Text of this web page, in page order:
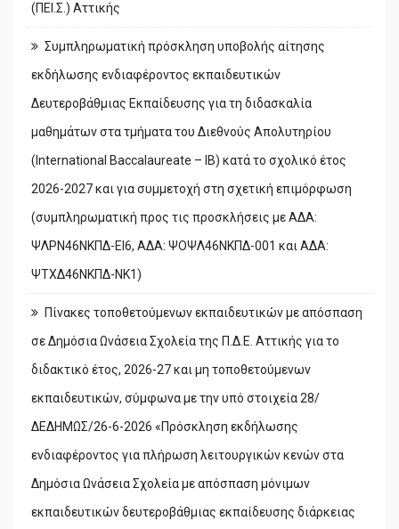
(ΠΕΙ.Σ.) Αττικής
Συμπληρωματική πρόσκληση υποβολής αίτησης
εκδήλωσης ενδιαφέροντος εκπαιδευτικών
Δευτεροβάθμιας Εκπαίδευσης για τη διδασκαλία
μαθημάτων στα τμήματα του Διεθνούς Απολυτηρίου
(International Baccalaureate – IB) κατά το σχολικό έτος
2026-2027 και για συμμετοχή στη σχετική επιμόρφωση
(συμπληρωματική προς τις προσκλήσεις με ΑΔΑ:
ΨΛΡΝ46ΝΚΠΔ-ΕΙ6, ΑΔΑ: ΨΟΨΛ46ΝΚΠΔ-001 και ΑΔΑ:
ΨΤΧΔ46ΝΚΠΔ-ΝΚ1)
Πίνακες τοποθετούμενων εκπαιδευτικών με απόσπαση
σε Δημόσια Ωνάσεια Σχολεία της Π.Δ.Ε. Αττικής για το
διδακτικό έτος, 2026-27 και μη τοποθετούμενων
εκπαιδευτικών, σύμφωνα με την υπό στοιχεία 28/
ΔΕΔΗΜΩΣ/26-6-2026 «Πρόσκληση εκδήλωσης
ενδιαφέροντος για πλήρωση λειτουργικών κενών στα
Δημόσια Ωνάσεια Σχολεία με απόσπαση μόνιμων
εκπαιδευτικών δευτεροβάθμιας εκπαίδευσης διάρκειας